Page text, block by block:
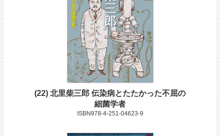
22 北里柴三郎 伝染病とたたかった不屈の
細菌学者
ISBN978-4-251-04623-9